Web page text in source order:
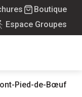
Boutique
Espace Groupes
Pied-de-Bœuf